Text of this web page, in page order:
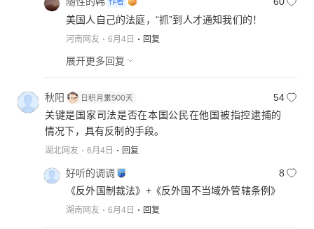
美国人自己的法庭，“抓”到人才通知我们的！
河南网友 6月4日 回复
展开更多回复
秋阳
54
关键是国家司法是否在本国公民在他国被指控逮捕的
情况下，具有反制的手段。
湖北网友 6月4日 回复
好听的调调
8
《反外国制裁法》+《反外国不当域外管辖条例》
湖南网友 6月4日 回复